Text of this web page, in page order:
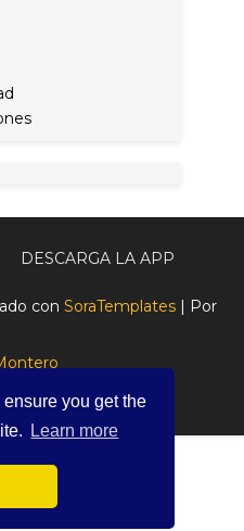
you get the
Learn more
DESCARGA LA APP
con SoraTemplates | Por